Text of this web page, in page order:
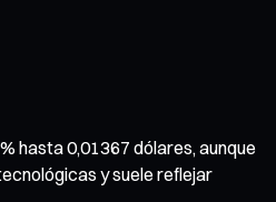
hasta 0,01367 dólares, aunque
y suele reflejar